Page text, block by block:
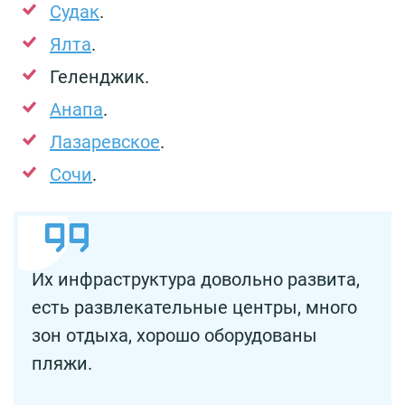
Судак.
Ялта.
Геленджик.
Анапа.
Лазаревское.
Сочи.
Их инфраструктура довольно развита,
есть развлекательные центры, много
зон отдыха, хорошо оборудованы
пляжи.